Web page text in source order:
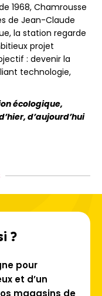
1968, Chamrousse
de Jean-Claude
la station regarde
projet
: devenir la
technologie,
écologique,
d’aujourd’hui
sur plus de 90
1650 (Recoin)
:
?
pour
et d’un
magasins de